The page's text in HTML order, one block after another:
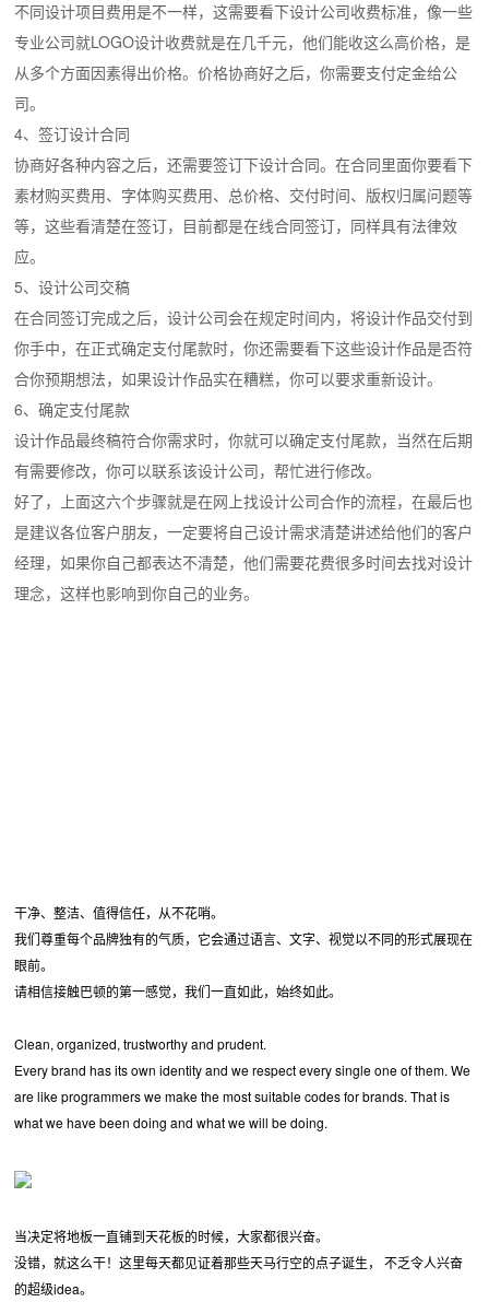
不同设计项目费用是不一样，这需要看下设计公司收费标准，像一些
专业公司就LOGO设计收费就是在几千元，他们能收这么高价格，是
从多个方面因素得出价格。价格协商好之后，你需要支付定金给公
司。
4、签订设计合同
协商好各种内容之后，还需要签订下设计合同。在合同里面你要看下
素材购买费用、字体购买费用、总价格、交付时间、版权归属问题等
等，这些看清楚在签订，目前都是在线合同签订，同样具有法律效
应。
5、设计公司交稿
在合同签订完成之后，设计公司会在规定时间内，将设计作品交付到
你手中，在正式确定支付尾款时，你还需要看下这些设计作品是否符
合你预期想法，如果设计作品实在糟糕，你可以要求重新设计。
6、确定支付尾款
设计作品最终稿符合你需求时，你就可以确定支付尾款，当然在后期
有需要修改，你可以联系该设计公司，帮忙进行修改。
好了，上面这六个步骤就是在网上找设计公司合作的流程，在最后也
是建议各位客户朋友，一定要将自己设计需求清楚讲述给他们的客户
经理，如果你自己都表达不清楚，他们需要花费很多时间去找对设计
理念，这样也影响到你自己的业务。
干净、整洁、值得信任，从不花哨。
我们尊重每个品牌独有的气质，它会通过语言、文字、视觉以不同的形式展现在
眼前。
请相信接触巴顿的第一感觉，我们一直如此，始终如此。
Clean, organized, trustworthy and prudent.
Every brand has its own identity and we respect every single one of them. We
are like programmers we make the most suitable codes for brands. That is
what we have been doing and what we will be doing.
当决定将地板一直铺到天花板的时候，大家都很兴奋。
没错，就这么干！这里每天都见证着那些天马行空的点子诞生， 不乏令人兴奋
的超级idea。